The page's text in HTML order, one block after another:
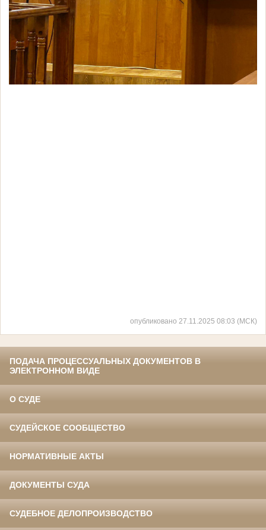
опубликовано 27.11.2025 08:03 (МСК)
ПОДАЧА ПРОЦЕССУАЛЬНЫХ ДОКУМЕНТОВ В
ЭЛЕКТРОННОМ ВИДЕ
О СУДЕ
СУДЕЙСКОЕ СООБЩЕСТВО
НОРМАТИВНЫЕ АКТЫ
ДОКУМЕНТЫ СУДА
СУДЕБНОЕ ДЕЛОПРОИЗВОДСТВО